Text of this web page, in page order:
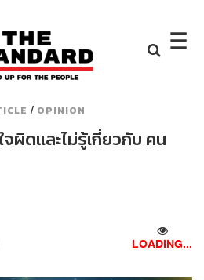
☰
/ OPINION
ผิดและไม่รู้เกี่ยวกับ คน
LOADING...